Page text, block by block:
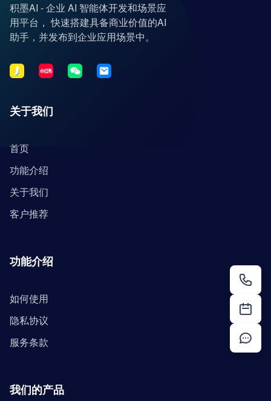
积墨AI - 企业 AI 智能体开发和场景应
用平台， 快速搭建具备商业价值的AI
助手，并发布到企业应用场景中。
关于我们
首页
功能介绍
关于我们
客户推荐
功能介绍
如何使用
隐私协议
服务条款
我们的产品